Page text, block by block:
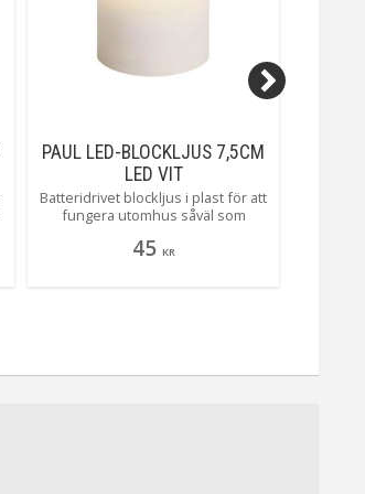
PAUL LED-BLOCKLJUS 7,5CM
LED VIT
Batteridrivet blockljus i plast för att
fungera utomhus såväl som
och har en inbyggd timerfunktion
45 KR